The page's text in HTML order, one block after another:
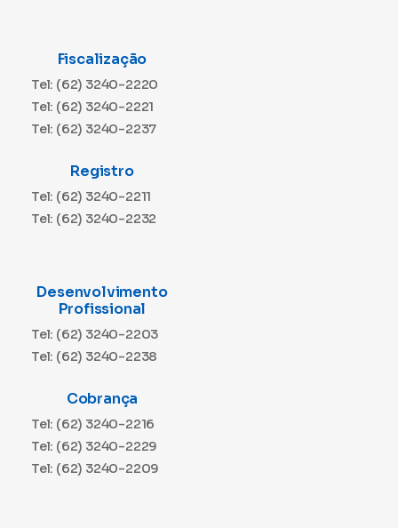
Fiscalização
Tel: (62) 3240-2220
Tel: (62) 3240-2221
Tel: (62) 3240-2237
Registro
Tel: (62) 3240-2211
Tel: (62) 3240-2232
Desenvolvimento
Profissional
Tel: (62) 3240-2203
Tel: (62) 3240-2238
Cobrança
Tel: (62) 3240-2216
Tel: (62) 3240-2229
Tel: (62) 3240-2209